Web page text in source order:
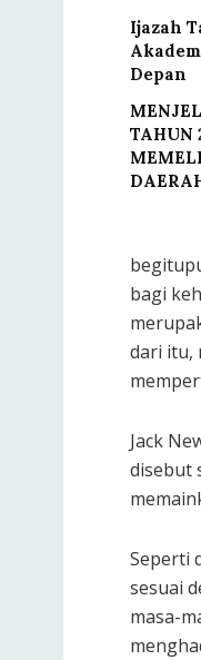
Ijazah
Depan
TAHUN
bagi
dari itu,
Jack
disebut
Seperti
sesuai
masa-